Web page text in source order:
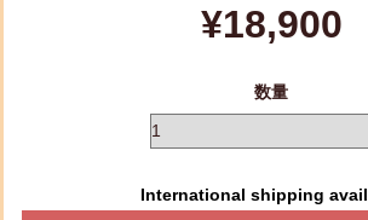
¥18,900
数量
International shipping